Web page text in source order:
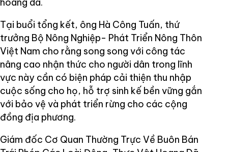
hoang dã.
Tại buổi tổng kết, ông Hà Công Tuấn, thứ
trưởng Bộ Nông Nghiệp- Phát Triển Nông Thôn
Việt Nam cho rằng song song với công tác
nâng cao nhận thức cho người dân trong lĩnh
vực này cần có biện pháp cải thiện thu nhập
cuộc sống cho họ, hỗ trợ sinh kế bền vững gắn
với bảo vệ và phát triển rừng cho các cộng
đồng địa phương.
Giám đốc Cơ Quan Thường Trực Về Buôn Bán